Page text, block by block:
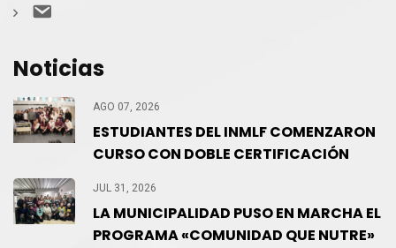
Noticias
AGO 07, 2026
ESTUDIANTES DEL INMLF COMENZARON
CURSO CON DOBLE CERTIFICACIÓN
JUL 31, 2026
LA MUNICIPALIDAD PUSO EN MARCHA EL
PROGRAMA «COMUNIDAD QUE NUTRE»